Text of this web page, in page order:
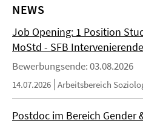
NEWS
Job Opening: 1 Position
MoStd - SFB
Bewerbungsende: 03.08.2026
14.07.2026 Arbeitsbereich
Postdoc im Bereich Gender